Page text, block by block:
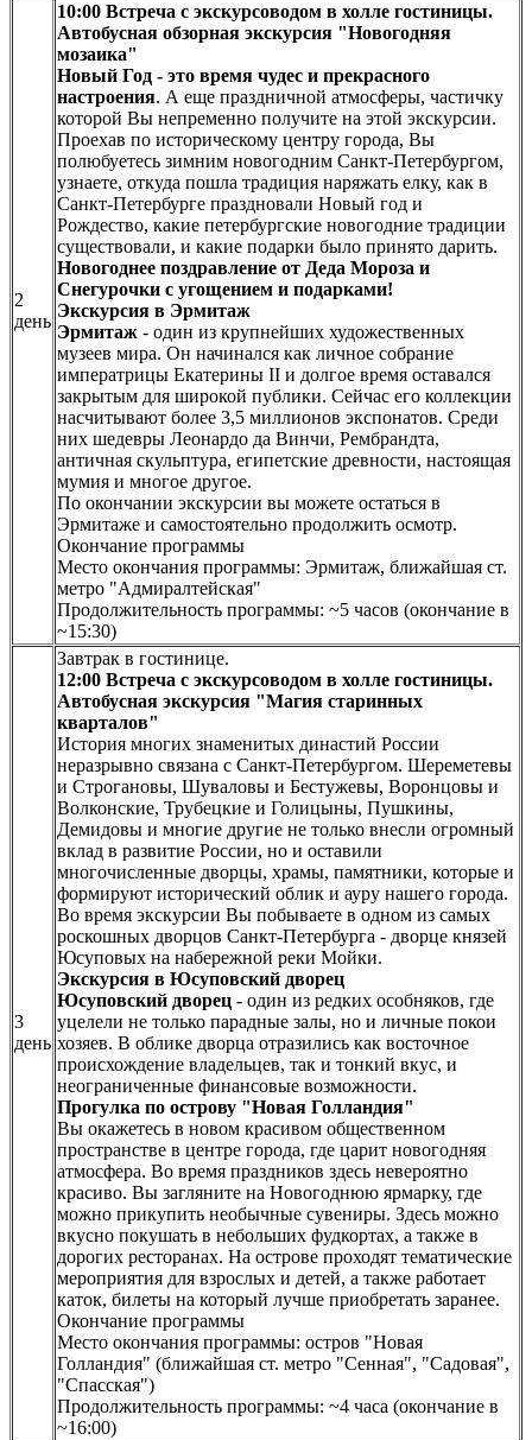
2
день
10:00 Встреча с экскурсоводом в холле гостиницы.
Автобусная обзорная экскурсия "Новогодняя
мозаика"
Новый Год - это время чудес и прекрасного
настроения. А еще праздничной атмосферы, частичку
которой Вы непременно получите на этой экскурсии.
Проехав по историческому центру города, Вы
полюбуетесь зимним новогодним Санкт-Петербургом,
узнаете, откуда пошла традиция наряжать елку, как в
Санкт-Петербурге праздновали Новый год и
Рождество, какие петербургские новогодние традиции
существовали, и какие подарки было принято дарить.
Новогоднее поздравление от Деда Мороза и
Снегурочки с угощением и подарками!
Экскурсия в Эрмитаж
Эрмитаж - один из крупнейших художественных
музеев мира. Он начинался как личное собрание
императрицы Екатерины II и долгое время оставался
закрытым для широкой публики. Сейчас его коллекции
насчитывают более 3,5 миллионов экспонатов. Среди
них шедевры Леонардо да Винчи, Рембрандта,
античная скульптура, египетские древности, настоящая
мумия и многое другое.
По окончании экскурсии вы можете остаться в
Эрмитаже и самостоятельно продолжить осмотр.
Окончание программы
Место окончания программы: Эрмитаж, ближайшая ст.
метро "Адмиралтейская"
Продолжительность программы: ~5 часов (окончание в
~15:30)
3
день
Завтрак в гостинице.
12:00 Встреча с экскурсоводом в холле гостиницы.
Автобусная экскурсия "Магия старинных
кварталов"
История многих знаменитых династий России
неразрывно связана с Санкт-Петербургом. Шереметевы
и Строгановы, Шуваловы и Бестужевы, Воронцовы и
Волконские, Трубецкие и Голицыны, Пушкины,
Демидовы и многие другие не только внесли огромный
вклад в развитие России, но и оставили
многочисленные дворцы, храмы, памятники, которые и
формируют исторический облик и ауру нашего города.
Во время экскурсии Вы побываете в одном из самых
роскошных дворцов Санкт-Петербурга - дворце князей
Юсуповых на набережной реки Мойки.
Экскурсия в Юсуповский дворец
Юсуповский дворец - один из редких особняков, где
уцелели не только парадные залы, но и личные покои
хозяев. В облике дворца отразились как восточное
происхождение владельцев, так и тонкий вкус, и
неограниченные финансовые возможности.
Прогулка по острову "Новая Голландия"
Вы окажетесь в новом красивом общественном
пространстве в центре города, где царит новогодняя
атмосфера. Во время праздников здесь невероятно
красиво. Вы загляните на Новогоднюю ярмарку, где
можно прикупить необычные сувениры. Здесь можно
вкусно покушать в небольших фудкортах, а также в
дорогих ресторанах. На острове проходят тематические
мероприятия для взрослых и детей, а также работает
каток, билеты на который лучше приобретать заранее.
Окончание программы
Место окончания программы: остров "Новая
Голландия" (ближайшая ст. метро "Сенная", "Садовая",
"Спасская")
Продолжительность программы: ~4 часа (окончание в
~16:00)